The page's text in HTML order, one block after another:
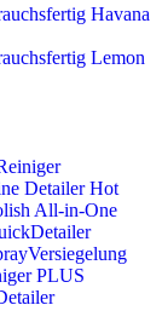
Havana
Lemon
DetailerHot
All-in-One
PLUS